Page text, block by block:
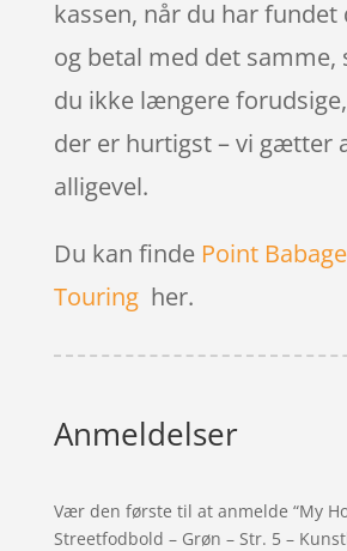
kassen, når du har fundet
og betal med det samme,
du ikke længere
der er hurtigst – vi gætter
alligevel.
Du kan finde Point
Touringher.
Anmeldelser
Vær den første til at anmelde “My
Streetfodbold – Grøn – Str. 5 –